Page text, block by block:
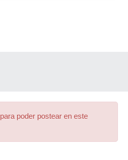
para poder postear en este